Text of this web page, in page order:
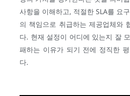
사항을 이해하고, 적절한 SLA를 요
의 책임으로 취급하는 제공업체와
다. 현재 설정이 어디에 있는지 잘
패하는 이유가 되기 전에 정직한
다.